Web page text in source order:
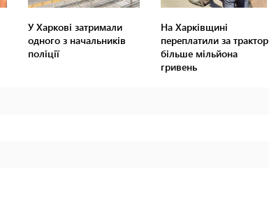
У Харкові затримали
одного з начальників
поліції
На Харківщині
переплатили за трактор
більше мільйона
гривень